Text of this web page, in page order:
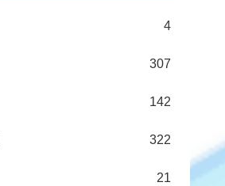
4
307
142
322
21